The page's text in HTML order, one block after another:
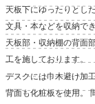
天板下にゆったりとし
文具・本などを収納で
天板部・収納棚の背面
工を施しております。
デスクには巾木避け加
背面も化粧板を使用。